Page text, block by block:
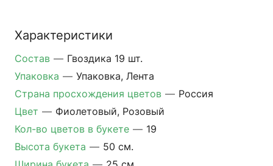
Характеристики
Состав — Гвоздика 19 шт.
Упаковка — Упаковка, Лента
Страна просхождения цветов — Россия
Цвет — Фиолетовый, Розовый
Кол-во цветов в букете — 19
Высота букета — 50 см.